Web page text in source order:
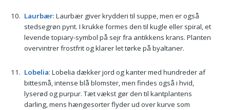
Laurbær: Laurbær giver krydderi til suppe, men er også
stedsegrøn pynt. I krukke formes den til kugle eller spiral, et
levende topiary-symbol på sejr fra antikkens krans. Planten
overvintrer frostfrit og klarer let tørke på byaltaner.
Lobelia: Lobelia dækker jord og kanter med hundreder af
bittesmå, intense blå blomster, men findes også i hvid,
lyserød og purpur. Tæt vækst gør den til kantplantens
darling, mens hængesorter flyder ud over kurve som